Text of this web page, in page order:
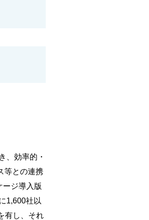
、効率的・
等との連携
ジ導入版
1,600社以
有し、それ